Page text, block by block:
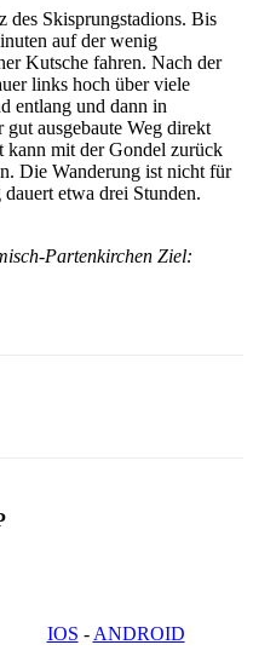
des Skisprungstadions. Bis
auf der wenig
Kutsche fahren. Nach der
links hoch über viele
entlang und dann in
gut ausgebaute Weg direkt
kann mit der Gondel zurück
Die Wanderung ist nicht für
etwa drei Stunden.
Partenkirchen Ziel:
IOS - ANDROID